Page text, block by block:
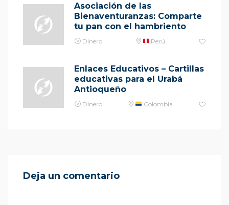
Asociación de las
Bienaventuranzas: Comparte
tu pan con el hambriento
Dinero Perú
Enlaces Educativos – Cartillas
educativas para el Urabá
Antioqueño
Dinero Colombia
Deja un comentario